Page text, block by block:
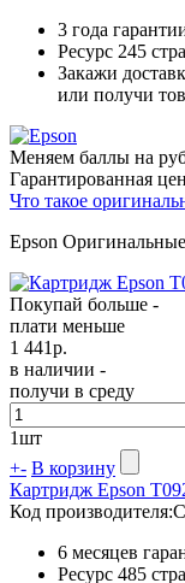
3 года
Ресурс 245
Закажи
или получи
Меняем баллы на
Гарантированная
Что такое
Epson
Покупай больше -
плати меньше
1 441р.
в наличии -
получи в среду
1шт
+- В корзину
Картридж Epson
Код производителя:
6 месяцев
Ресурс 485